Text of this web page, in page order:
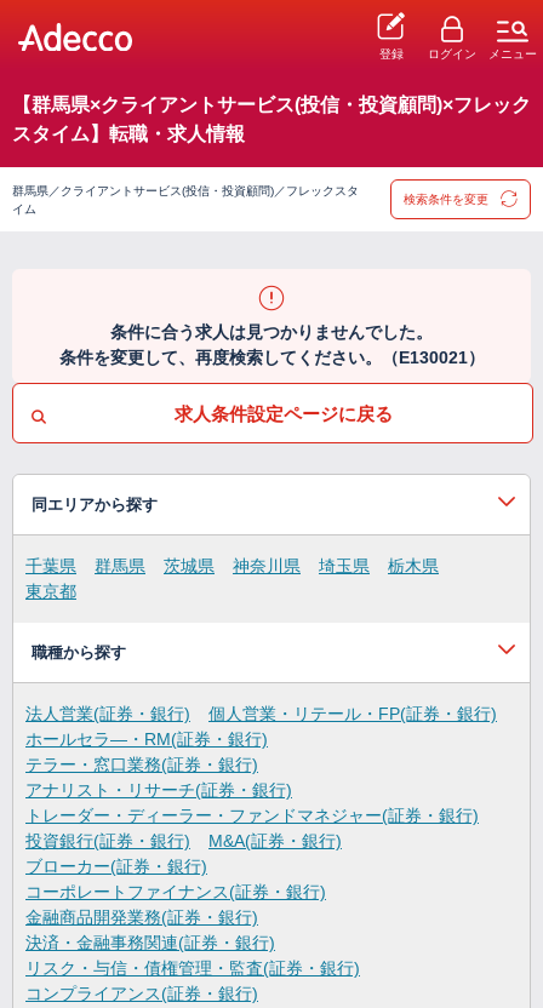
登録 ログイン メニュー
【群馬県×クライアントサービス(投信・投資顧問)×フレック
スタイム】転職・求人情報
群馬県／クライアントサービス(投信・投資顧問)／フレックスタ
イム
検索条件を変更
条件に合う求人は見つかりませんでした。
条件を変更して、再度検索してください。（E130021）
求人条件設定ページに戻る
同エリアから探す
千葉県 群馬県 茨城県 神奈川県 埼玉県
栃木県
東京都
職種から探す
法人営業(証券・銀行)
個人営業・リテール・FP(証券・銀行)
ホールセラ―・RM(証券・銀行)
テラー・窓口業務(証券・銀行)
アナリスト・リサーチ(証券・銀行)
トレーダー・ディーラー・ファンドマネジャー(証券・銀行)
投資銀行(証券・銀行)
M&A(証券・銀行)
ブローカー(証券・銀行)
コーポレートファイナンス(証券・銀行)
金融商品開発業務(証券・銀行)
決済・金融事務関連(証券・銀行)
リスク・与信・債権管理・監査(証券・銀行)
コンプライアンス(証券・銀行)